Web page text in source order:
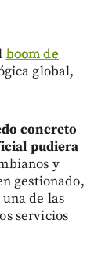
boom de
global,
concreto
pudiera
y
gestionado,
de las
servicios